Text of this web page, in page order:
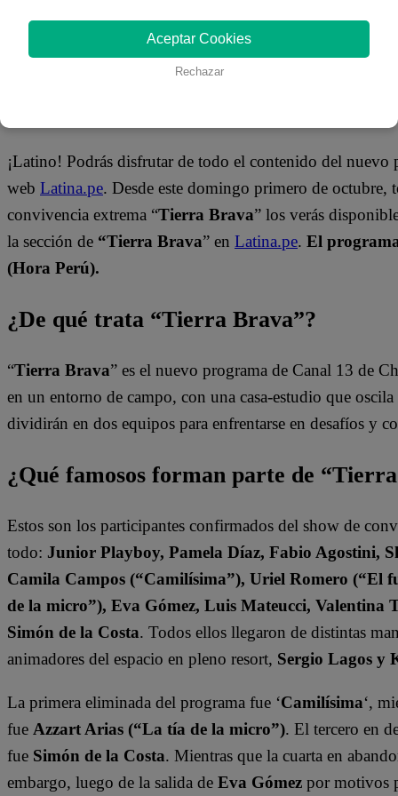
¡Latino! Podrás disfrutar de todo el contenido del nuevo
web Latina.pe. Desde este domingo primero de
convivencia extrema “Tierra Brava” los verás
la sección de “Tierra Brava” en Latina.pe. El
(Hora Perú).
¿De qué trata “Tierra Brava”?
“Tierra Brava” es el nuevo programa de Canal 13 de
en un entorno de campo, con una casa-estudio que
dividirán en dos equipos para enfrentarse en desafíos y
¿Qué famosos forman parte de
Estos son los participantes confirmados del show de
todo: Junior Playboy, Pamela Díaz, Fabio Agostini,
Camila Campos (“Camilísima”), Uriel Romero (“El
de la micro”), Eva Gómez, Luis Mateucci, Valentina
Simón de la Costa. Todos ellos llegaron de distintas
animadores del espacio en pleno resort, Sergio Lagos y
La primera eliminada del programa fue ‘Camilísima‘,
fue Azzart Arias (“La tía de la micro”). El tercero en
fue Simón de la Costa. Mientras que la cuarta en
embargo, luego de la salida de Eva Gómez por motivos
Aceptar Cookies
Rechazar